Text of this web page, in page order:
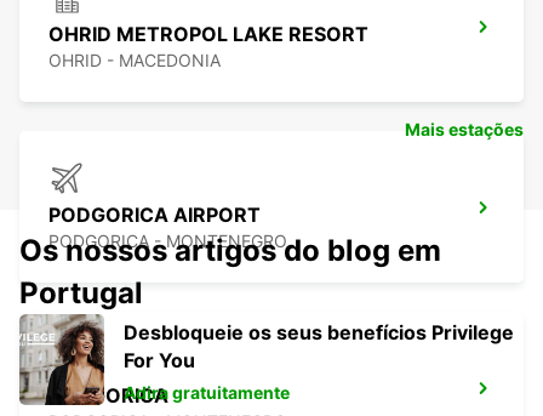
OHRID METROPOL LAKE RESORT
OHRID - MACEDONIA
PODGORICA AIRPORT
PODGORICA - MONTENEGRO
PODGORICA
Mais estações
Os nossos artigos do blog em
Portugal
Desbloqueie os seus benefícios Privilege
For You
Adira gratuitamente